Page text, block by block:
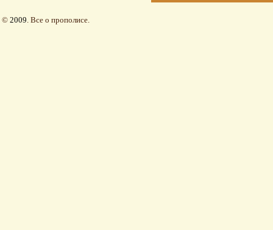
© 2009. Все о прополисе.